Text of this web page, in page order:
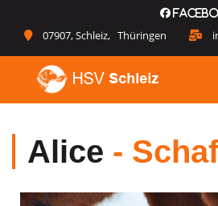
07907, Schleiz, Thüringen
Alice -